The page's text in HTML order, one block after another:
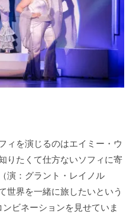
ィを演じるのはエイミー・ウ
りたくて仕方ないソフィに寄
演：グラント・レイノル
世界を一緒に旅したいという
ビネーションを見せていま